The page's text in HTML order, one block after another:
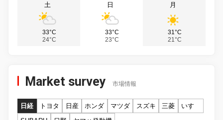
土
33°C
24°C
日
33°C
23°C
月
31°C
21°C
Market survey 市場情報
日経 トヨタ 日産 ホンダ マツダ スズキ 三菱
いすゞ